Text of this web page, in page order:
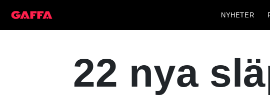
NYHETER
22 nya